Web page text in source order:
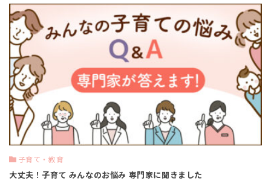
子育て・教育
大丈夫！子育て みんなのお悩み 専門家に聞きました